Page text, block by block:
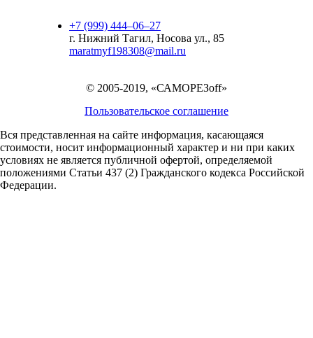
+7 (999) 444‒06‒27
г. Нижний Тагил, Носова ул., 85
maratmyf198308@mail.ru
© 2005-2019, «САМОРЕЗoff»
Пользовательское соглашение
Вся представленная на сайте информация, касающаяся
стоимости, носит информационный характер и ни при каких
условиях не является публичной офертой, определяемой
положениями Статьи 437 (2) Гражданского кодекса Российской
Федерации.